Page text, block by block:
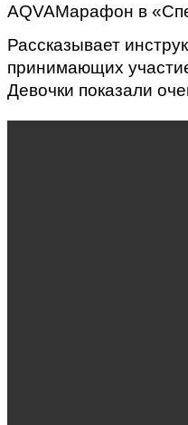
AQVAМарафон в
Рассказывает
принимающих
Девочки показали